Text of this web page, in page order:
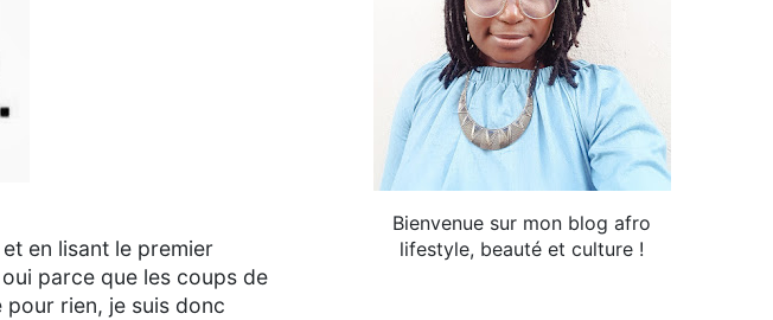
en lisant le premier
parce que les coups de
rien, je suis donc
Bienvenue sur mon blog afro
lifestyle, beauté et culture !